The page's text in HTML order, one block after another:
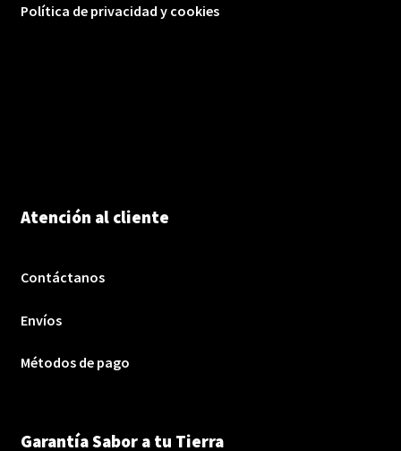
Política de privacidad y cookies
Atención al cliente
Contáctanos
Envíos
Métodos de pago
Garantía Sabor a tu Tierra